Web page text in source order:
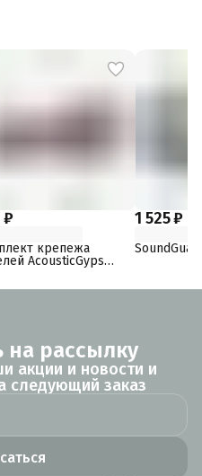
₽
крепежа
AcousticGyps
1 525 ₽
на рассылку
акции и новости и
следующий заказ